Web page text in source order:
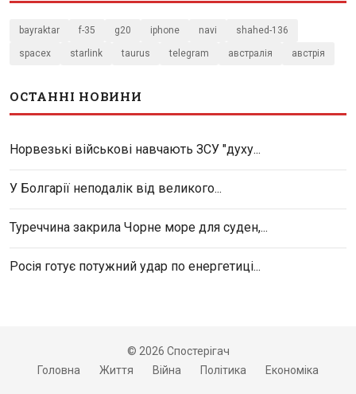
bayraktar f-35 g20 iphone navi shahed-136
spacex starlink taurus telegram австралія австрія
ОСТАННІ НОВИНИ
Норвезькі військові навчають ЗСУ "духу...
У Болгарії неподалік від великого...
Туреччина закрила Чорне море для суден,...
Росія готує потужний удар по енергетиці...
© 2026 Спостерігач
Головна
Життя Війна Політика Економіка